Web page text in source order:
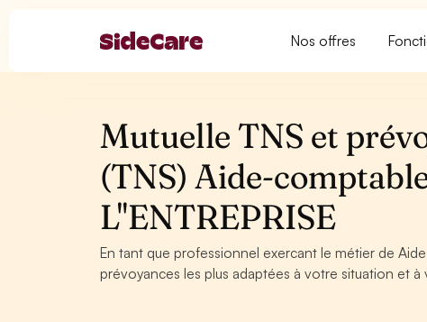
Nos offres
Mutuelle TNS et
(TNS) Aide-
L''ENTREPRISE
En tant que professionnel exercant le métier de
prévoyances les plus adaptées à votre situation et à